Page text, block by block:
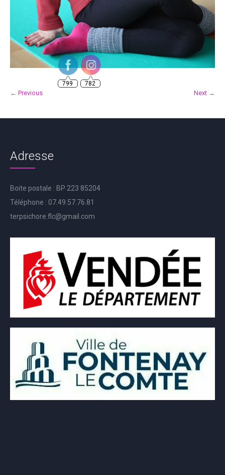
← Previous Next →
Adresse
Boite postale : BP 223 85204
Téléphone : 07.49.57.76.81
terpsichore.flc@gmail.com
799 782